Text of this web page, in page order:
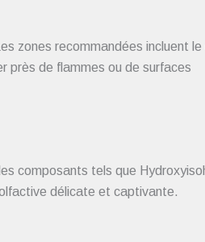
zones recommandées incluent le
près de flammes ou de surfaces
composants tels que
délicate et captivante.